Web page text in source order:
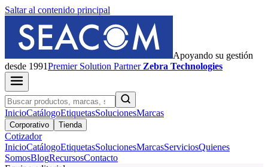
Saltar al contenido principal
Apoyando su gestión
desde 1991PremierSolution Partner Zebra Technologies
InicioCatálogoEtiquetasSolucionesMarcas
Corporativo Tienda
Cotizador
InicioCatálogoEtiquetasSolucionesMarcasServiciosQuienes
SomosBlogRecursosContacto